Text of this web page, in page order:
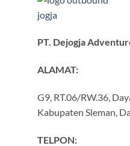
PT. Dejogja
ALAMAT:
G9, RT.06/RW.36,
Kabupaten Sleman,
TELPON: